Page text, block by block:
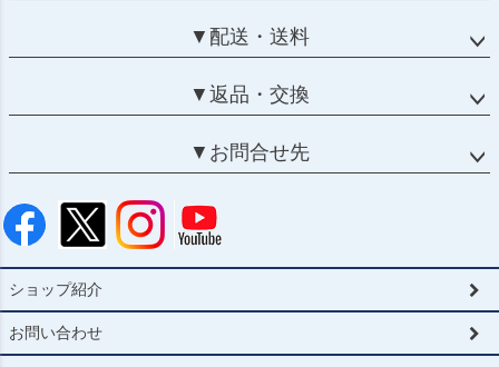
▼配送・送料
▼返品・交換
▼お問合せ先
ショップ紹介
お問い合わせ